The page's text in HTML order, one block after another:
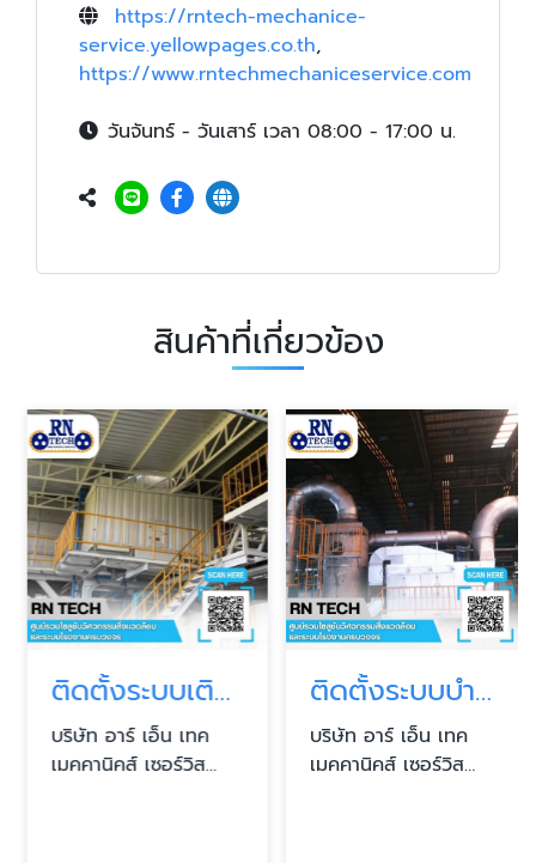
https://rntech-mechanice-
service.yellowpages.co.th,
https://www.rntechmechaniceservice.com
วันจันทร์ - วันเสาร์ เวลา 08:00 - 17:00 น.
สินค้าที่เกี่ยวข้อง
ติดตั้งระบบเติมอากาศอุตสาหกรรม
บริษัท อาร์ เอ็น เทค
เมคคานิคส์ เซอร์วิส
ติดตั้งระบบบำบัดกลิ่นและไอสารเคมี
บริษัท อาร์ เอ็น เทค
เมคคานิคส์ เซอร์วิส